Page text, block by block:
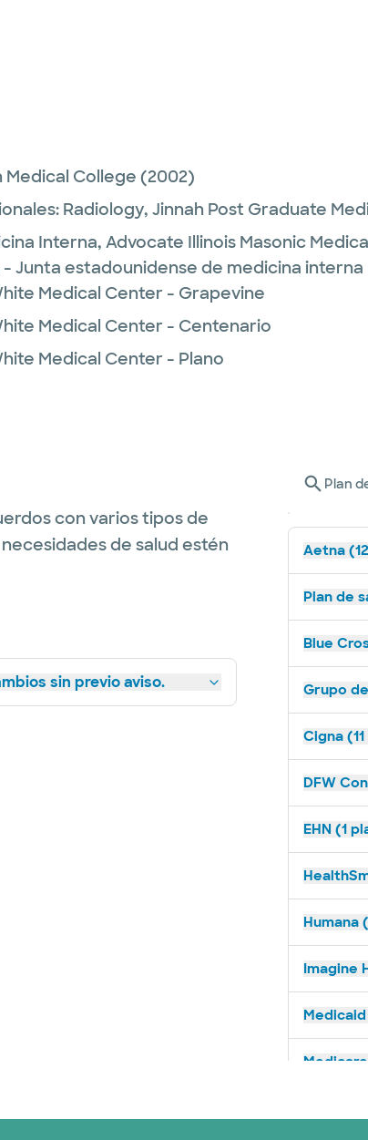
Medical College (2002)
Radiology, Jinnah Post Graduate
Interna, Advocate Illinois Masonic
Junta estadounidense de medicina interna
Medical Center - Grapevine
Medical Center - Centenario
Medical Center - Plano
con varios tipos de
de salud estén
sin previo aviso.
Plan
Aetna
Plan de
Blue
Grupo
Cigna
DFW
EHN (1
Humana
Imagine